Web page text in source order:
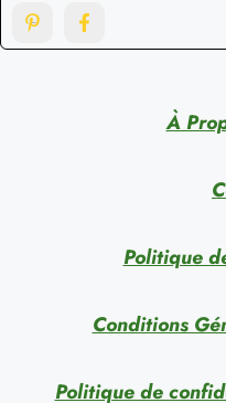
À
Politique
Conditions
Politique de